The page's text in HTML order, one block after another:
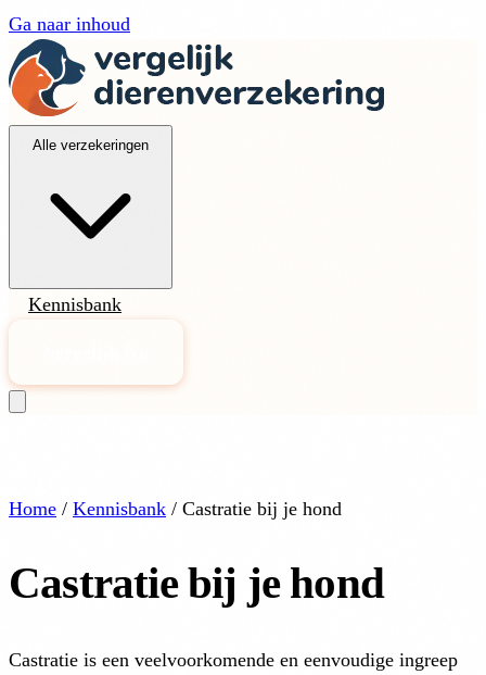
Ga naar inhoud
Alle verzekeringen
Kennisbank
Home / Kennisbank / Castratie bij je hond
Castratie bij je hond
Castratie is een veelvoorkomende en eenvoudige ingreep